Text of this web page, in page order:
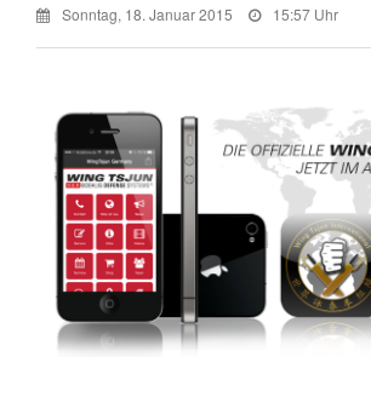
Sonntag, 18. Januar 2015 15:57 Uhr